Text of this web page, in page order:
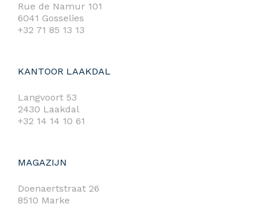
Rue de Namur 101
6041 Gosselies
+32 71 85 13 13
KANTOOR LAAKDAL
Langvoort 53
2430 Laakdal
+32 14 14 10 61
MAGAZIJN
Doenaertstraat 26
8510 Marke